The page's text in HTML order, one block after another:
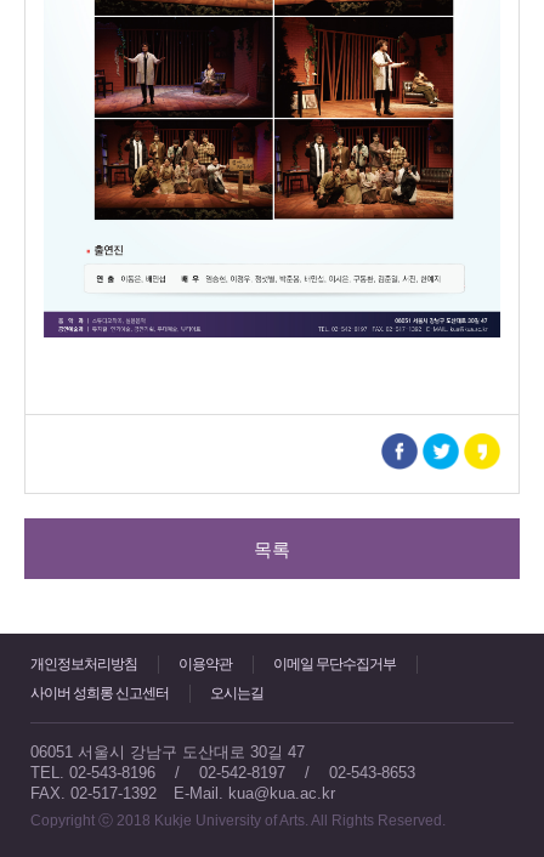
목록
개인정보처리방침 이용약관
이메일 무단수집거부
사이버 성희롱 신고센터
오시는길
06051 서울시 강남구 도산대로 30길 47
TEL. 02-543-8196 / 02-542-8197 / 02-543-8653
FAX. 02-517-1392
E-Mail. kua@kua.ac.kr
Copyright ⓒ 2018 Kukje University of Arts. All Rights Reserved.